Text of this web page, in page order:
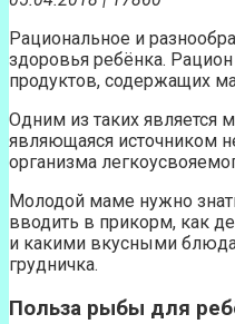
Рациональное и
здоровья ребёнка.
продуктов, содержащих
Одним из таких является
являющаяся источником
организма
Молодой маме нужно
вводить в прикорм, как
и какими вкусными
грудничка.
Польза рыбы для